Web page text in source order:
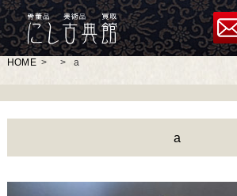
HOME> > a
a